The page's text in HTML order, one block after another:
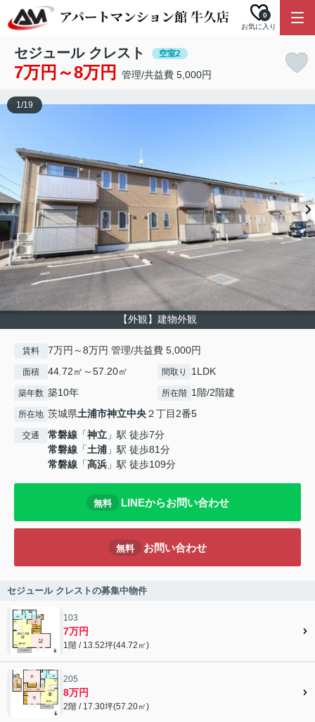
お気に入り
0
セジュール クレスト 空室2
7万円～8万円 管理/共益費 5,000円
【外観】建物外観
1/19
賃料 7万円～8万円 管理/共益費 5,000円
面積 44.72㎡～57.20㎡ 間取り 1LDK
築年数 築10年 所在階 1階/2階建
所在地 茨城県土浦市神立中央２丁目2番5
交通 常磐線 「神立 」駅 徒歩7分
常磐線 「土浦 」駅 徒歩81分
常磐線 「高浜 」駅 徒歩109分
無料 LINEからお問い合わせ
無料 お問い合わせ
セジュール クレストの募集中物件
103
7万円
1階 / 13.52坪(44.72㎡)
205
8万円
2階 / 17.30坪(57.20㎡)